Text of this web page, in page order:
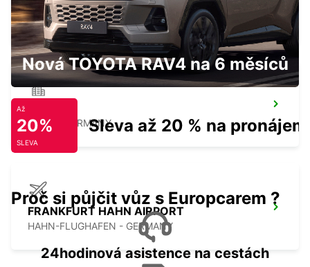
PIRMASENS
PIRMASENS - GERMANY
TRIER - GERMANY
FRANKFURT HAHN AIRPORT
HAHN-FLUGHAFEN - GERMANY
Nová TOYOTA RAV4 na 6 měsíců
Až
20%
SLEVA
Sleva až 20 % na pronájem
Proč si půjčit vůz s Europcarem ?
24hodinová asistence na cestách